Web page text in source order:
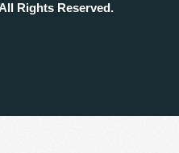
Rights Reserved.